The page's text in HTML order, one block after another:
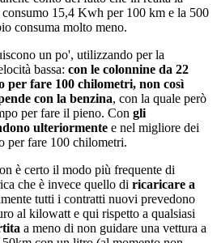
15,4 Kwh per 100 km e la 500
consuma molto meno.
un po', utilizzando per la
bassa: con le colonnine da 22
per fare 100 chilometri, non così
con la benzina, con la quale però
per fare il pieno. Con gli
ulteriormente e nel migliore dei
per fare 100 chilometri.
è certo il modo più frequente di
che è invece quello di ricaricare a
tutti i contratti nuovi prevedono
al kilowatt e qui rispetto a qualsiasi
a meno di non guidare una vettura a